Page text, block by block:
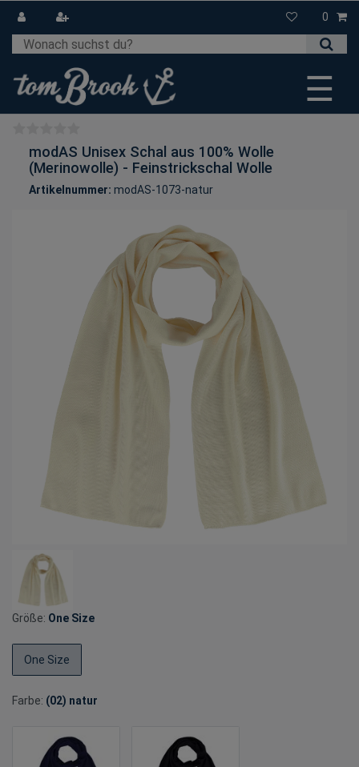
0
☰
modAS Unisex Schal aus 100% Wolle
(Merinowolle) - Feinstrickschal Wolle
Artikelnummer: modAS-1073-natur
Größe: One Size
One Size
Farbe: (02) natur